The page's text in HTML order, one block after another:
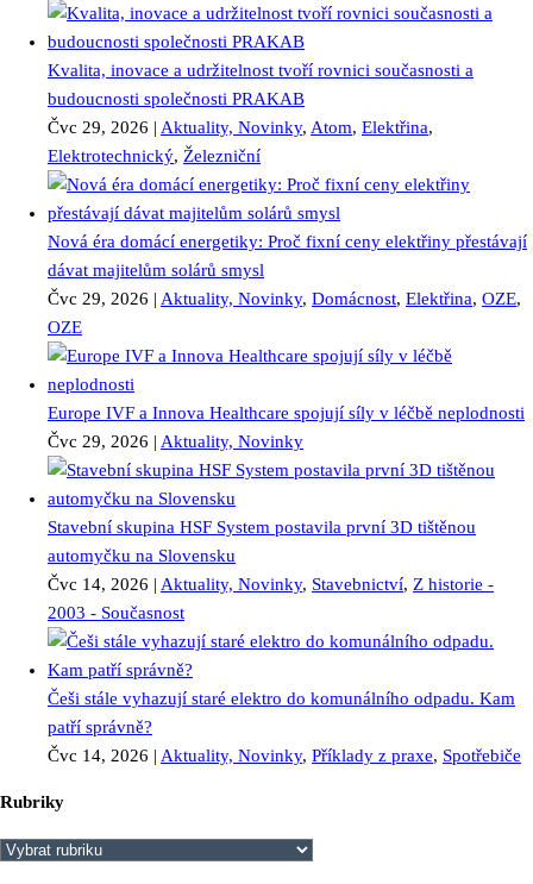
Kvalita, inovace a udržitelnost tvoří rovnici současnosti a
budoucnosti společnosti PRAKAB
Čvc 29, 2026 | Aktuality, Novinky, Atom, Elektřina,
Elektrotechnický, Železniční
Nová éra domácí energetiky: Proč fixní ceny elektřiny přestávají
dávat majitelům solárů smysl
Čvc 29, 2026 | Aktuality, Novinky, Domácnost, Elektřina, OZE,
OZE
Europe IVF a Innova Healthcare spojují síly v léčbě neplodnosti
Čvc 29, 2026 | Aktuality, Novinky
Stavební skupina HSF System postavila první 3D tištěnou
automyčku na Slovensku
Čvc 14, 2026 | Aktuality, Novinky, Stavebnictví, Z historie -
2003 - Současnost
Češi stále vyhazují staré elektro do komunálního odpadu. Kam
patří správně?
Čvc 14, 2026 | Aktuality, Novinky, Příklady z praxe, Spotřebiče
Rubriky
Rubriky